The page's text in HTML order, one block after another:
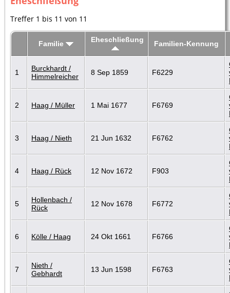
Treffer 1 bis 11 von 11
Familie Eheschließung Familien-Kennung
1
Burckhardt /
Himmelreicher
8 Sep 1859 F6229
2 Haag / Müller 1 Mai 1677 F6769
3 Haag / Nieth 21 Jun 1632 F6762
4 Haag / Rück 12 Nov 1672 F903
5
Hollenbach /
Rück
12 Nov 1678 F6772
6 Kölle / Haag 24 Okt 1661 F6766
7
Nieth /
Gebhardt
13 Jun 1598 F6763